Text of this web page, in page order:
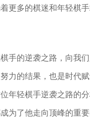
更多的棋迷和年轻棋
手的逆袭之路，向我
力的结果，也是时代
年轻棋手逆袭之路的
为了他走向顶峰的重